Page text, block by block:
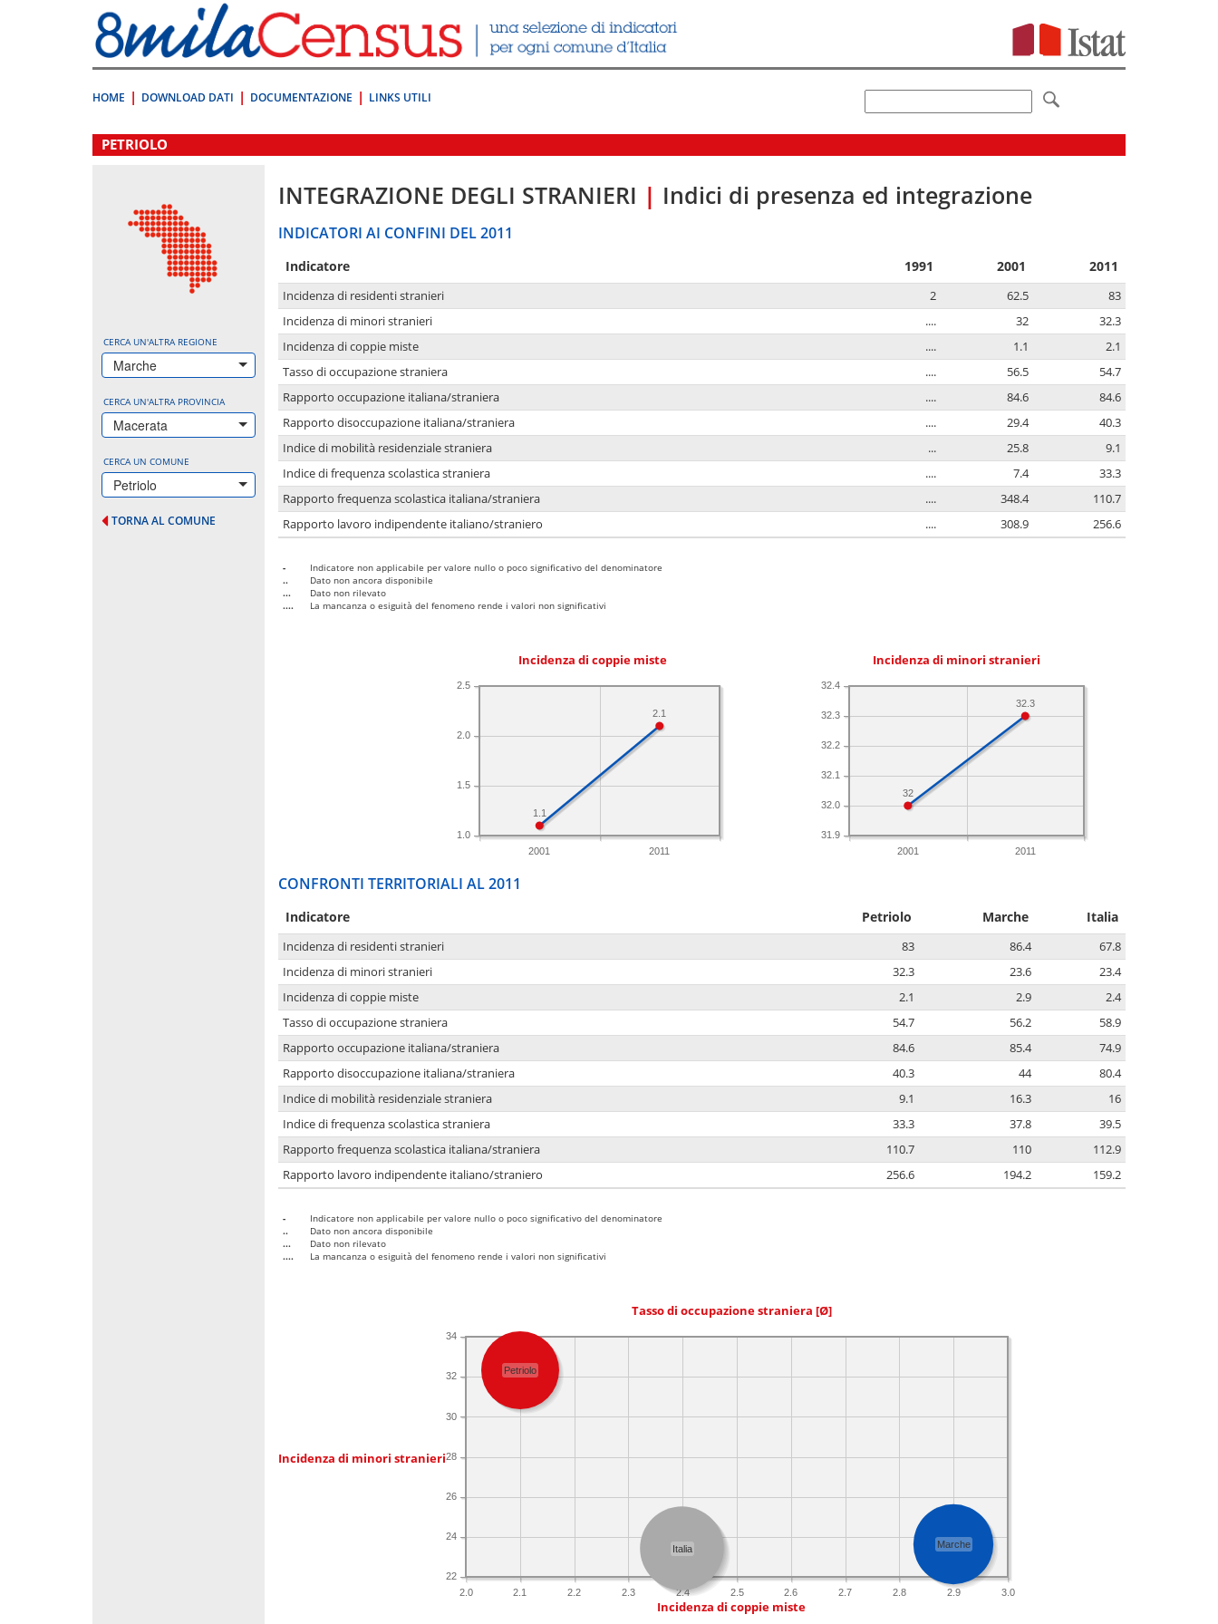
direttamente
a:
Contenuto
HOME DOWNLOAD DATI DOCUMENTAZIONE LINKS UTILI
.
PETRIOLO
CERCA UN'ALTRA REGIONE
Marche
CERCA UN'ALTRA PROVINCIA
Macerata
CERCA UN COMUNE
Petriolo
TORNA AL COMUNE
INTEGRAZIONE DEGLI STRANIERI | Indici di presenza ed integrazione
INDICATORI AI CONFINI DEL 2011
Indicatore 1991 2001 2011
Incidenza di residenti stranieri 2 62.5
83
Incidenza di minori stranieri
.... 32
32.3
Incidenza di coppie miste
.... 1.1
2.1
Tasso di occupazione straniera
.... 56.5
54.7
Rapporto occupazione italiana/straniera
.... 84.6
84.6
Rapporto disoccupazione italiana/straniera
.... 29.4
40.3
Indice di mobilità residenziale straniera
... 25.8
9.1
Indice di frequenza scolastica straniera
.... 7.4
33.3
Rapporto frequenza scolastica italiana/straniera
.... 348.4
110.7
Rapporto lavoro indipendente italiano/straniero
.... 308.9 256.6
-
Indicatore non applicabile per valore nullo o poco significativo del denominatore
..
Dato non ancora disponibile
...
Dato non rilevato
....
La mancanza o esiguità del fenomeno rende i valori non significativi
Incidenza di coppie miste
2001 2011
1.0
1.5
2.0
2.5
2.1
1.1
Incidenza di minori stranieri
2001 2011
31.9
32.0
32.1
32.2
32.3
32.4
32.3
32
CONFRONTI TERRITORIALI AL 2011
Indicatore Petriolo Marche Italia
Incidenza di residenti stranieri 83 86.4
67.8
Incidenza di minori stranieri
32.3 23.6
23.4
Incidenza di coppie miste
2.1 2.9
2.4
Tasso di occupazione straniera
54.7 56.2
58.9
Rapporto occupazione italiana/straniera
84.6 85.4
74.9
Rapporto disoccupazione italiana/straniera
40.3 44
80.4
Indice di mobilità residenziale straniera
9.1 16.3
16
Indice di frequenza scolastica straniera
33.3 37.8
39.5
Rapporto frequenza scolastica italiana/straniera
110.7 110
112.9
Rapporto lavoro indipendente italiano/straniero
256.6 194.2 159.2
-
Indicatore non applicabile per valore nullo o poco significativo del denominatore
..
Dato non ancora disponibile
...
Dato non rilevato
....
La mancanza o esiguità del fenomeno rende i valori non significativi
Tasso di occupazione straniera [Ø]
Incidenza di minori stranieri
2.0 2.1 2.2 2.3 2.4 2.5 2.6 2.7 2.8 2.9 3.0
22
24
26
28
30
32
34
Italia Marche
Petriolo
Incidenza di coppie miste